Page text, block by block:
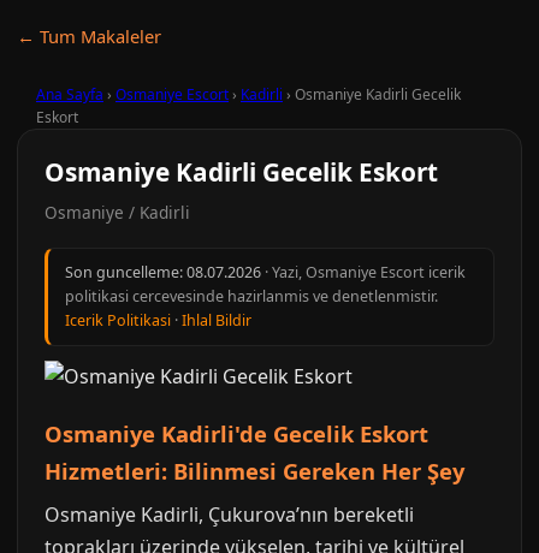
← Tum Makaleler
Ana Sayfa › Osmaniye Escort› Kadirli › Osmaniye Kadirli Gecelik
Eskort
Osmaniye Kadirli Gecelik Eskort
Osmaniye / Kadirli
Son guncelleme:08.07.2026 · Yazi, Osmaniye Escort icerik
politikasi cercevesinde hazirlanmis ve denetlenmistir.
Icerik Politikasi ·Ihlal Bildir
Osmaniye Kadirli'de Gecelik Eskort
Hizmetleri: Bilinmesi Gereken Her Şey
Osmaniye Kadirli, Çukurova’nın bereketli
toprakları üzerinde yükselen, tarihi ve kültürel